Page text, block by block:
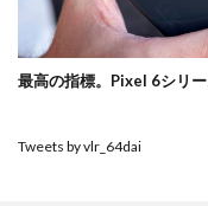
最高の指標。Pixel 6シリ
Tweets by vlr_64dai